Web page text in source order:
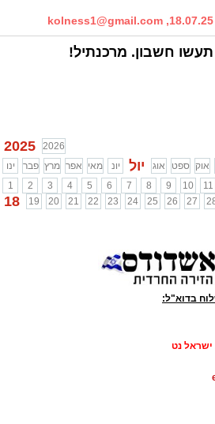
18.07.25,
kolness1@gmail.com
תעשו חשבון. מרכנתיל!
2025
2026
ינו
פבר מרץ אפר מאי יונ יול אוג ספט אוק
1
2 3 4 5 6 7 8 9 10 11
18 19 20 21 22 23 24 25 26 27
בדוא"ל:
נט